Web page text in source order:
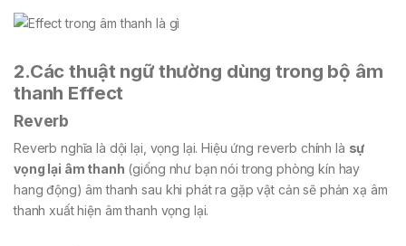
2.Các thuật ngữ thường dùng trong bộ âm
thanh Effect
Reverb
Reverb nghĩa là dội lại, vọng lại. Hiệu ứng reverb chính là sự
vọng lại âm thanh (giống như bạn nói trong phòng kín hay
hang động) âm thanh sau khi phát ra gặp vật cản sẽ phản xạ âm
thanh xuất hiện âm thanh vọng lại.